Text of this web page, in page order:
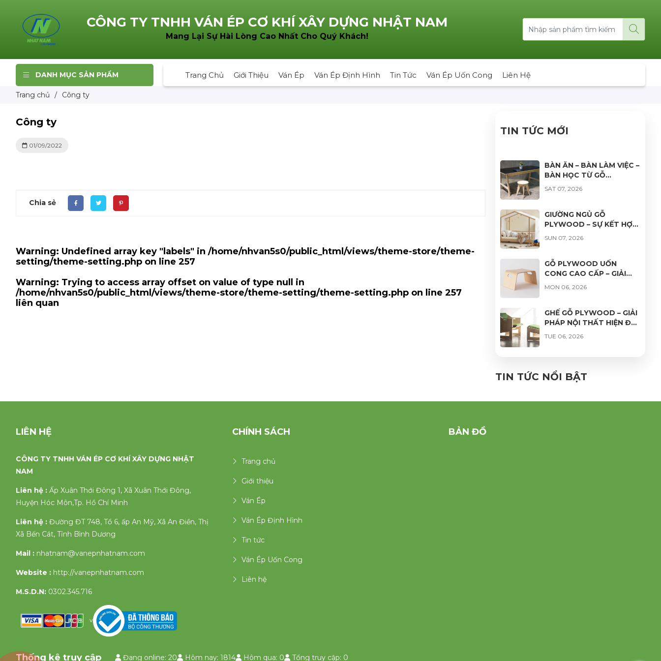
CÔNG TY TNHH VÁN ÉP CƠ KHÍ XÂY DỰNG NHẬT NAM
Mang Lại Sự Hài Lòng Cao Nhất Cho Quý Khách!
DANH MỤC SẢN PHẨM Trang Chủ Giới Thiệu Ván Ép Ván Ép Định Hình Tin Tức Ván Ép Uốn Cong Liên Hệ
Trang chủ / Công ty
Công ty
01/09/2022
Chia sẻ
Warning: Undefined array key "labels" in /home/nhvan5s0/public_html/views/theme-store/theme-
setting/theme-setting.php on line 257
Warning: Trying to access array offset on value of type null in
/home/nhvan5s0/public_html/views/theme-store/theme-setting/theme-setting.php on line 257
liên quan
TIN TỨC MỚI
BÀN ĂN – BÀN LÀM VIỆC –
BÀN HỌC TỪ GỖ
PLYWOOD: GIẢI PHÁP
NỘI THẤT BỀN ĐẸP, HIỆN
DỤNG
SAT 07, 2026
GIƯỜNG NGỦ GỖ
PLYWOOD – SỰ KẾT HỢP
HOÀN HẢO GIỮA THẨM
MỸ, ĐỘ BỀN VÀ TÍNH ỨNG
SUN 07, 2026
GỖ PLYWOOD UỐN
CONG CAO CẤP – GIẢI
PHÁP HOÀN HẢO CHO
THIẾT KẾ NỘI THẤT HIỆN
MON 06, 2026
GHẾ GỖ PLYWOOD – GIẢI
PHÁP NỘI THẤT HIỆN ĐẠI,
BỀN ĐẸP VÀ THƯ GIÃN
TUE 06, 2026
PHỦ VENEER CAO CẤP –
VẺ ĐẸP TỰ NHIÊN, ĐỘ
TIN TỨC NỔI BẬT
LIÊN HỆ
CÔNG TY TNHH VÁN ÉP CƠ KHÍ XÂY DỰNG NHẬT
NAM
Liên hệ : Ấp Xuân Thới Đông 1, Xã Xuân Thới Đông,
Huyện Hóc Môn,Tp. Hồ Chí Minh
Liên hệ : Đường ĐT 748, Tổ 6, ấp An Mỹ, Xã An Điền, Thị
Xã Bến Cát, Tỉnh Bình Dương
Mail : nhatnam@vanepnhatnam.com
Website : http://vanepnhatnam.com
M.S.D.N: 0302.345.716
v
CHÍNH SÁCH
Trang chủ
Giới thiệu
Ván Ép
Ván Ép Định Hình
Tin tức
Ván Ép Uốn Cong
Liên hệ
BẢN ĐỒ
Thống kê truy cập Đang online: 20 Hôm nay: 1814 Hôm qua: 0 Tổng truy cập: 0